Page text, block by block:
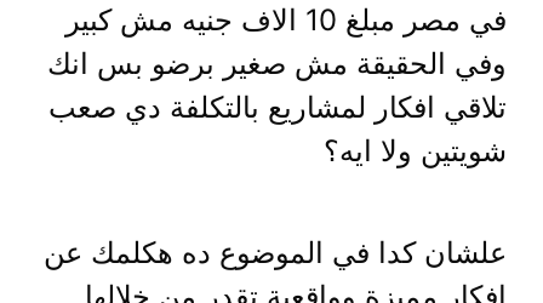
في مصر مبلغ 10 الاف جنيه مش كبير
وفي الحقيقة مش صغير برضو بس انك
تلاقي افكار لمشاريع بالتكلفة دي صعب
شويتين ولا ايه؟
علشان كدا في الموضوع ده هكلمك عن